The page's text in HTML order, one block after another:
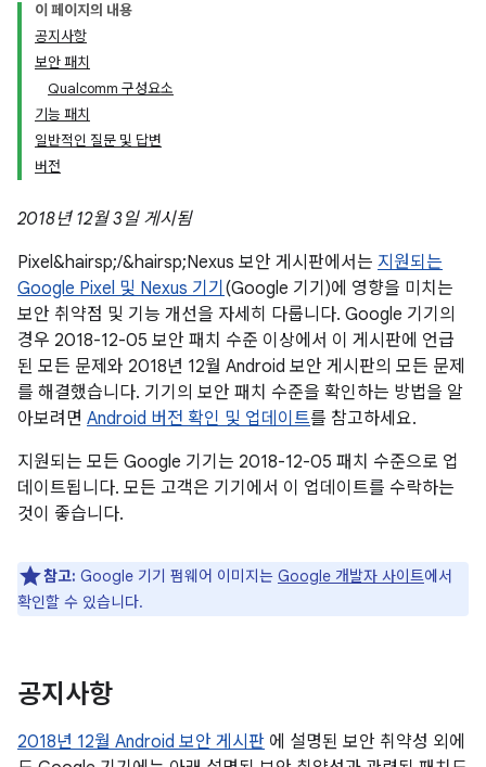
이 페이지의 내용
공지사항
보안 패치
Qualcomm 구성요소
기능 패치
일반적인 질문 및 답변
버전
2018년 12월 3일 게시됨
Pixel&hairsp;/&hairsp;Nexus 보안 게시판에서는 지원되는
Google Pixel 및 Nexus 기기 (Google 기기)에 영향을 미치는
보안 취약점 및 기능 개선을 자세히 다룹니다. Google 기기의
경우 2018-12-05 보안 패치 수준 이상에서 이 게시판에 언급
된 모든 문제와 2018년 12월 Android 보안 게시판의 모든 문제
를 해결했습니다. 기기의 보안 패치 수준을 확인하는 방법을 알
아보려면 Android 버전 확인 및 업데이트를 참고하세요.
지원되는 모든 Google 기기는 2018-12-05 패치 수준으로 업
데이트됩니다. 모든 고객은 기기에서 이 업데이트를 수락하는
것이 좋습니다.
참고: Google 기기 펌웨어 이미지는 Google 개발자 사이트에서
확인할 수 있습니다.
공지사항
2018년 12월 Android 보안 게시판 에 설명된 보안 취약성 외에